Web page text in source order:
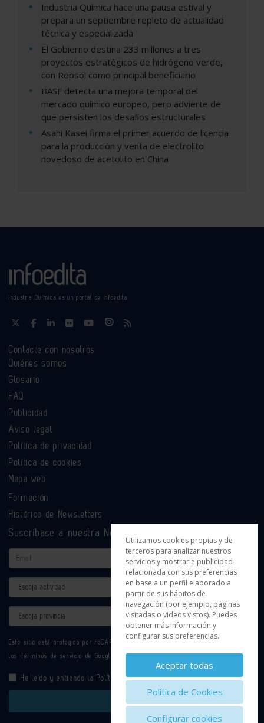
Industria Química hace una pausa estival y
prepara un septiembre repleto de actualidad
técnica y especializada
El Gobierno destina 233 millones a tres
proyectos estratégicos de hidrógeno verde,
con Repsol como principal beneficiario
BASF detecta una mejora temporal del
mercado químico europeo, pero advierte de
que persisten los desafíos estructurales
Asahi Kasei firma el primer acuerdo de licencia
para la producción y venta de electrolito
novedoso de acetolito en China
Industria Química es un portal de Infoedita
Contacte con nosotros
Quiénes somos
Glosario
FAQ
Publicidad
Aviso legal
Política de privacidad
Política de cookies
Mapa web
Formación
Histórico de Newsletters
Suscríbase a nuestra Newsletter
Email
Actividad
Provincia
Este sitio está protegido por reCAPTCHA y se aplican la
los Términos de servicio de Google.
He leído y entiendo la Política de Privacidad
Enviar
Utilizamos cookies propias y de
terceros para analizar nuestros
servicios y mostrarle publicidad
relacionada con sus preferencias
en base a un perfil elaborado a
partir de sus hábitos de
navegación (por ejemplo, páginas
visitadas o videos vistos). Puedes
obtener más información y
configurar sus preferencias.
Aceptar todas
Política de Cookies
Configurar cookies